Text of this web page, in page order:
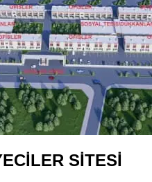
SİTESİ